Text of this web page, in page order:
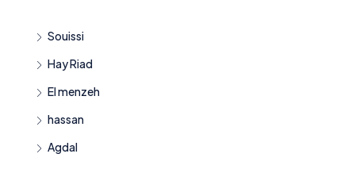
Souissi
Hay Riad
El menzeh
hassan
Agdal